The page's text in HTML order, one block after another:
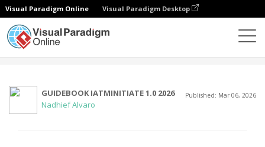
Visual Paradigm Online Visual Paradigm Desktop
GUIDEBOOK IATMINITIATE 1.0 2026
Nadhief Alvaro
Published: Mar 06, 2026